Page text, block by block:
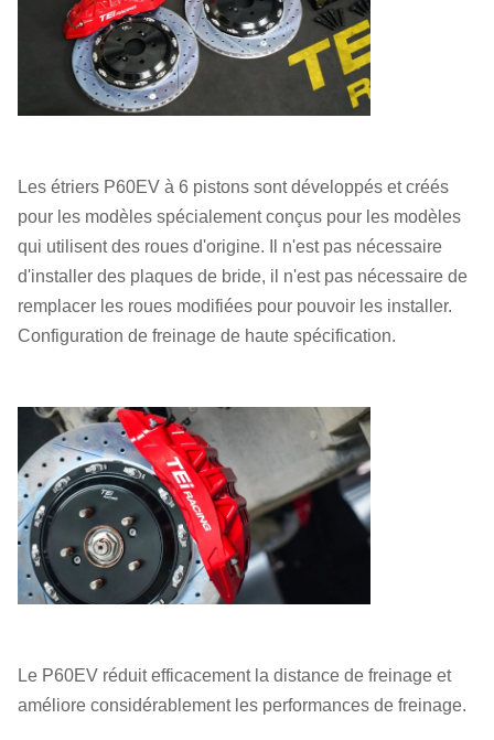
Les étriers P60EV à 6 pistons sont développés et créés
pour les modèles spécialement conçus pour les modèles
qui utilisent des roues d'origine. Il n'est pas nécessaire
d'installer des plaques de bride, il n'est pas nécessaire de
remplacer les roues modifiées pour pouvoir les installer.
Configuration de freinage de haute spécification.
Le P60EV réduit efficacement la distance de freinage et
améliore considérablement les performances de freinage.